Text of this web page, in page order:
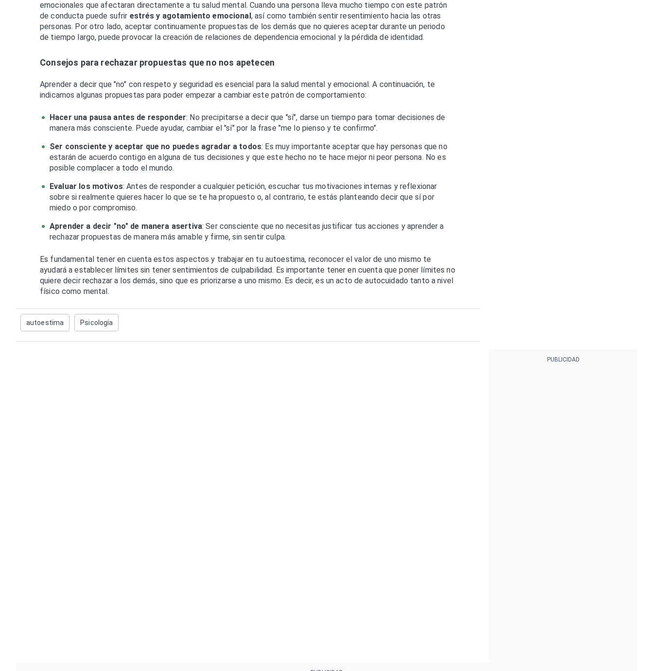
emocionales que afectaran directamente a tu salud mental. Cuando una persona lleva mucho tiempo con este patrón
de conducta puede sufrir estrés y agotamiento emocional, así como también sentir resentimiento hacia las otras
personas. Por otro lado, aceptar continuamente propuestas de los demás que no quieres aceptar durante un periodo
de tiempo largo, puede provocar la creación de relaciones de dependencia emocional y la pérdida de identidad.
Consejos para rechazar propuestas que no nos apetecen
Aprender a decir que "no" con respeto y seguridad es esencial para la salud mental y emocional. A continuación, te
indicamos algunas propuestas para poder empezar a cambiar este patrón de comportamiento:
Hacer una pausa antes de responder: No precipitarse a decir que "sí", darse un tiempo para tomar decisiones de
manera más consciente. Puede ayudar, cambiar el "sí" por la frase "me lo pienso y te confirmo".
Ser consciente y aceptar que no puedes agradar a todos: Es muy importante aceptar que hay personas que no
estarán de acuerdo contigo en alguna de tus decisiones y que este hecho no te hace mejor ni peor persona. No es
posible complacer a todo el mundo.
Evaluar los motivos: Antes de responder a cualquier petición, escuchar tus motivaciones internas y reflexionar
sobre si realmente quieres hacer lo que se te ha propuesto o, al contrario, te estás planteando decir que sí por
miedo o por compromiso.
Aprender a decir "no" de manera asertiva: Ser consciente que no necesitas justificar tus acciones y aprender a
rechazar propuestas de manera más amable y firme, sin sentir culpa.
Es fundamental tener en cuenta estos aspectos y trabajar en tu autoestima, reconocer el valor de uno mismo te
ayudará a establecer límites sin tener sentimientos de culpabilidad. Es importante tener en cuenta que poner límites no
quiere decir rechazar a los demás, sino que es priorizarse a uno mismo. Es decir, es un acto de autocuidado tanto a nivel
físico como mental.
autoestima Psicología